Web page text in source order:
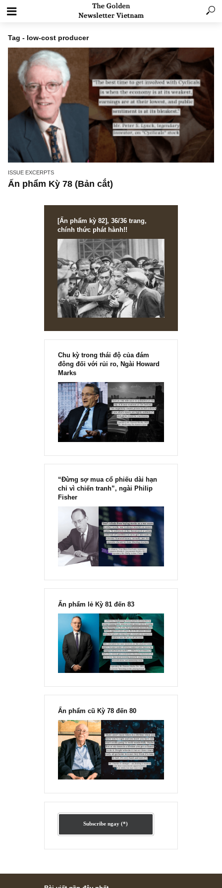
Tag - low-cost producer
Ấn phẩm Kỳ 78 (Bản cắt)
[Ấn phẩm kỳ 82], 36/36 trang,
chính thức phát hành!!
Chu kỳ trong thái độ của đám
đông đối với rủi ro, Ngài Howard
Marks
“Đừng sợ mua cổ phiếu dài hạn
chỉ vì chiến tranh”, ngài Philip
Fisher
Ấn phẩm lẻ Kỳ 81 đến 83